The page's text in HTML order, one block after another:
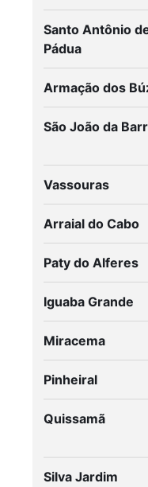
Santo Antônio
Pádua
Armação dos
São João da
Vassouras
Arraial do Cabo
Paty do Alferes
Iguaba Grande
Miracema
Pinheiral
Quissamã
Silva Jardim